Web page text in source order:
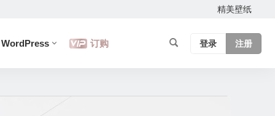
精美壁纸
WordPress 订购 登录 注册